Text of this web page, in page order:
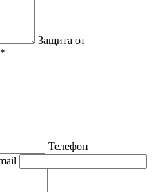
Защита от
*
Телефон